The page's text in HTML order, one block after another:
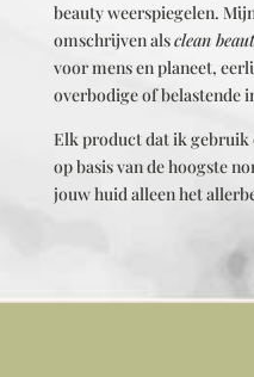
beauty weerspiegelen.
omschrijven alsclean
voor mens en planeet,
overbodige of belastende
Elk product dat ik gebruik
op basis van de hoogste
jouw huid alleen het